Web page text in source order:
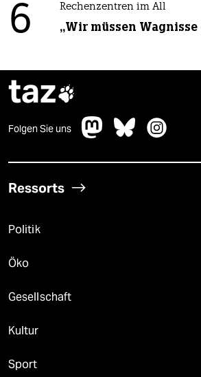
6 Rechenzentren im All
„Wir müssen
taz
Folgen Sie uns
Ressorts
Politik
Öko
Gesellschaft
Kultur
Sport